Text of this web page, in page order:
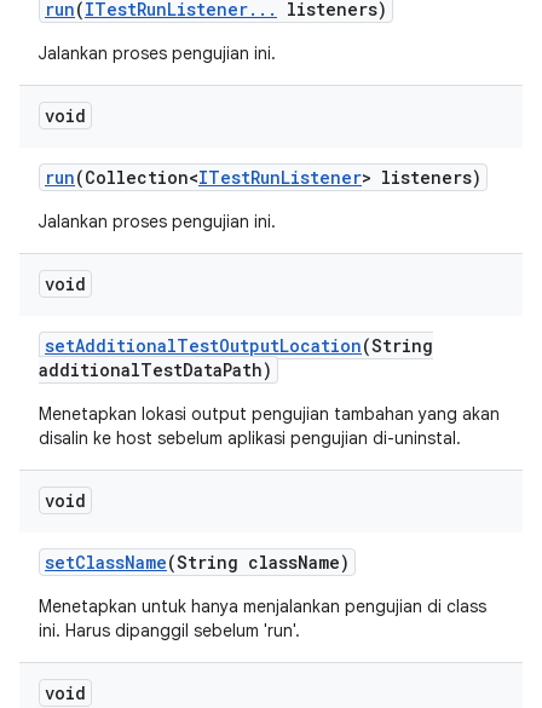
run(ITestRunListener. . . listeners)
Jalankan proses pengujian ini.
void
run(Collection<ITestRunListener> listeners)
Jalankan proses pengujian ini.
void
setAdditionalTestOutputLocation(String
additionalTestDataPath)
Menetapkan lokasi output pengujian tambahan yang akan
disalin ke host sebelum aplikasi pengujian di-uninstal.
void
setClassName(String className)
Menetapkan untuk hanya menjalankan pengujian di class
ini. Harus dipanggil sebelum 'run'.
void